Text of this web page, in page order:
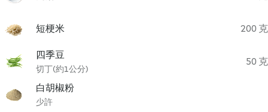
短梗米 200 克
四季豆
切丁(約1公分)
50 克
白胡椒粉
少許